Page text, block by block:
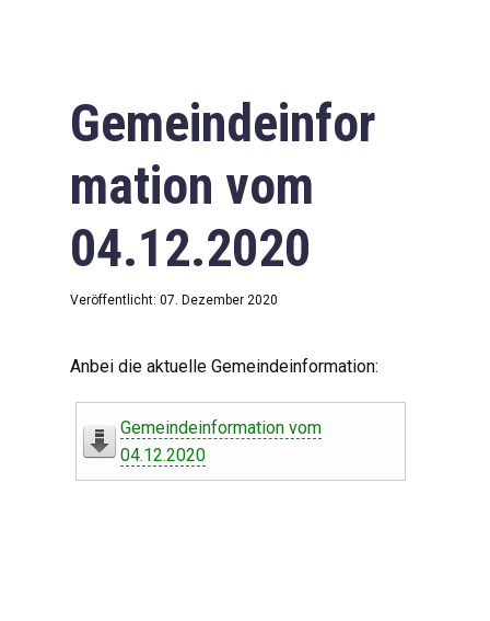
Gemeindeinfor
mation vom
04.12.2020
Veröffentlicht: 07. Dezember 2020
Anbei die aktuelle Gemeindeinformation:
Gemeindeinformation vom
04.12.2020